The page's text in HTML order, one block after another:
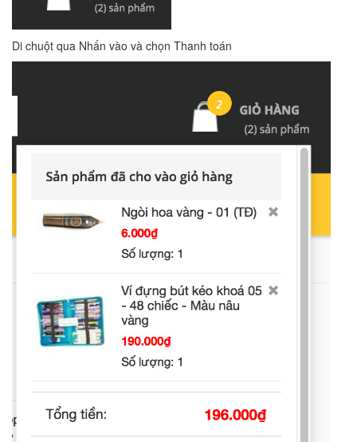
Di chuột qua Nhấn vào và chọn Thanh toán